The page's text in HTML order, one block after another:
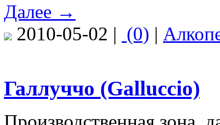
Далее →
2010-05-02 | (0) |
Галлуччо (Galluccio)